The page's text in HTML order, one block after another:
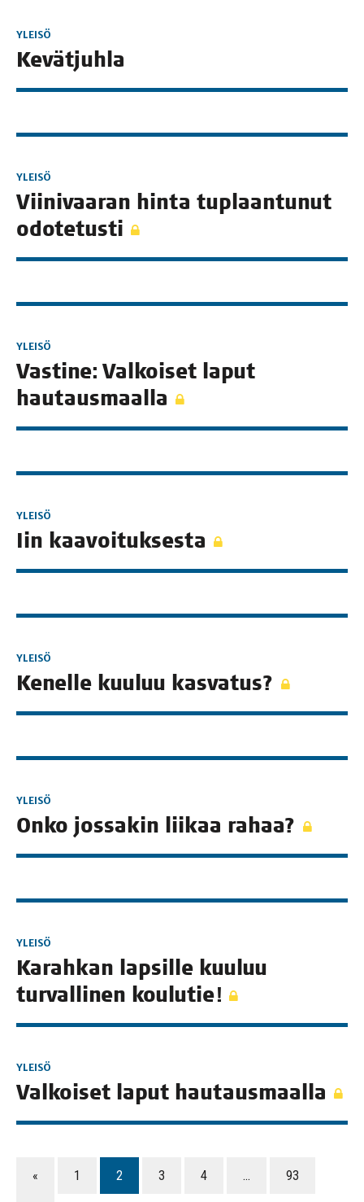
YLEISÖ
Kevät­juh­la
YLEISÖ
Vii­ni­vaa­ran hin­ta tuplaan­tu­nut
odotetusti
YLEISÖ
Vas­ti­ne: Val­koi­set laput
hautausmaalla
YLEISÖ
Iin kaa­voi­tuk­ses­ta
YLEISÖ
Kenel­le kuu­luu kasvatus?
YLEISÖ
Onko jos­sa­kin lii­kaa rahaa?
YLEISÖ
Karah­kan lap­sil­le kuu­luu
tur­val­li­nen koulutie!
YLEISÖ
Val­koi­set laput hautausmaalla
« 1 2 3 4 … 93